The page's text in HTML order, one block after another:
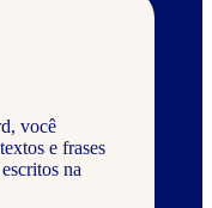
você
e frases
na